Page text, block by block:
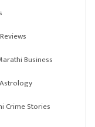
Business
Crime Stories